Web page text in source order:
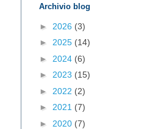
Archivio blog
► 2026 (3)
► 2025 (14)
► 2024 (6)
► 2023 (15)
► 2022 (2)
► 2021 (7)
► 2020 (7)